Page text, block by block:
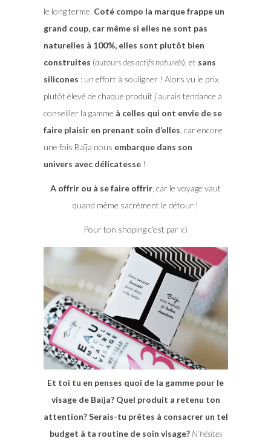
le long terme. Coté compo la marque frappe un
grand coup, car même si elles ne sont pas
naturelles à 100%, elles sont plutôt bien
construites (autours des actifs naturels), et sans
silicones : un effort à souligner ! Alors vu le prix
plutôt élevé de chaque produit j’aurais tendance à
conseiller la gamme à celles qui ont envie de se
faire plaisir en prenant soin d’elles , car encore
une fois Baïja nous embarque dans son
univers avec délicatesse!
A offrir ou à se faire offrir , car le voyage vaut
quand même sacrément le détour !
Pour ton shoping c’est par ici
Et toi tu en penses quoi de la gamme pour le
visage de Baïja? Quel produit a retenu ton
attention? Serais-tu prêtes à consacrer un tel
budget à ta routine de soin visage?N’hésites